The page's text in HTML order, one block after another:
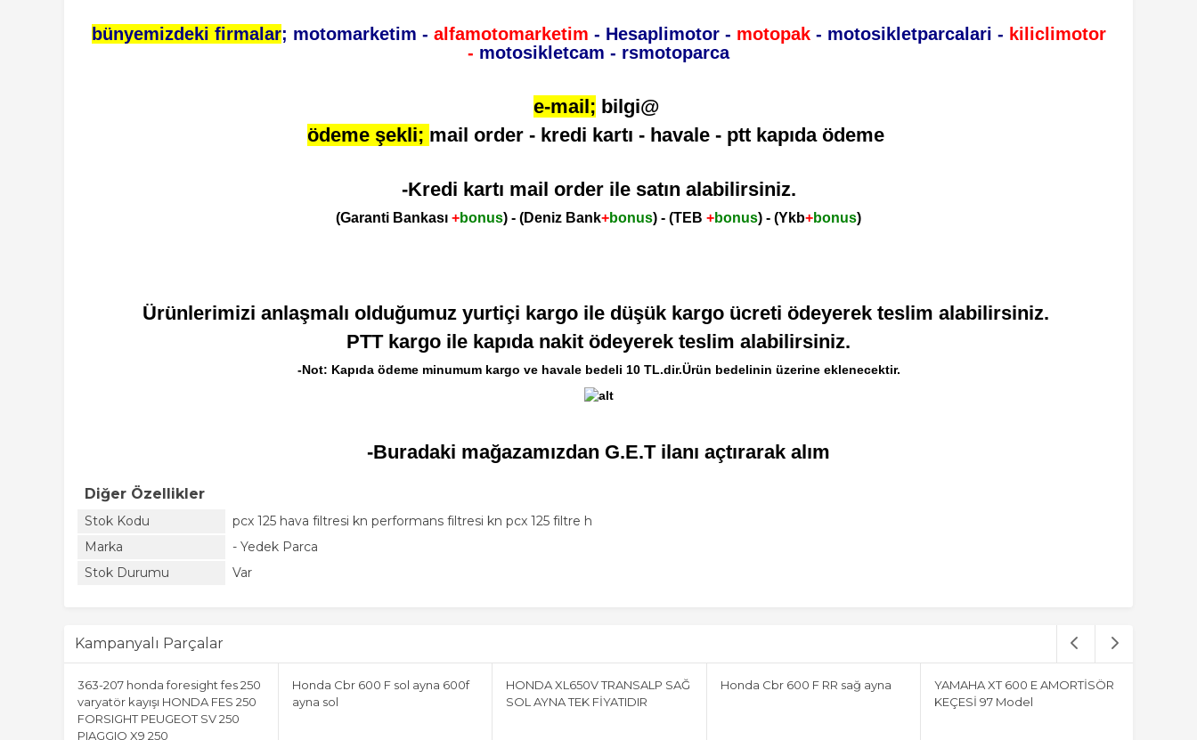
bünyemizdeki firmalar; motomarketim - alfamotomarketim - Hesaplimotor - motopak- motosikletparcalari - kiliclimotor
- motosikletcam - rsmotoparca
e-mail; bilgi@
ödeme şekli; mail order - kredi kartı - havale - ptt kapıda ödeme
-Kredi kartı mail order ile satın alabilirsiniz.
(Garanti Bankası +bonus) - (Deniz Bank+bonus) - (TEB +bonus) - (Ykb+bonus)
Ürünlerimizi anlaşmalı olduğumuz yurtiçi kargo ile düşük kargo ücreti ödeyerek teslim alabilirsiniz.
PTT kargo ile kapıda nakit ödeyerek teslim alabilirsiniz.
-Not: Kapıda ödeme minumum kargo ve havale bedeli 10 TL.dir.Ürün bedelinin üzerine eklenecektir.
-Buradaki mağazamızdan G.E.T ilanı açtırarak alım
Diğer Özellikler
Stok Kodu
pcx 125 hava filtresi kn performans filtresi kn pcx 125 filtre h
Marka
- Yedek Parca
Stok Durumu
Var
Kampanyalı Parçalar
363-207 honda foresight fes 250
varyatör kayışı HONDA FES 250
FORSIGHT PEUGEOT SV 250
PIAGGIO X9 250
Honda Cbr 600 F sol ayna 600f
ayna sol
HONDA XL650V TRANSALP SAĞ
SOL AYNA TEK FİYATIDIR
Honda Cbr 600 F RR sağ ayna
YAMAHA XT 600 E AMORTİSÖR
KEÇESİ 97 Model